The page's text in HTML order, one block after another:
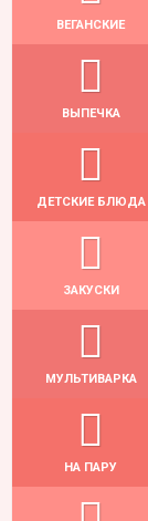
ВЕГАНСКИЕ
ВЫПЕЧКА
ДЕТСКИЕ БЛЮДА
ЗАКУСКИ
МУЛЬТИВАРКА
НА ПАРУ